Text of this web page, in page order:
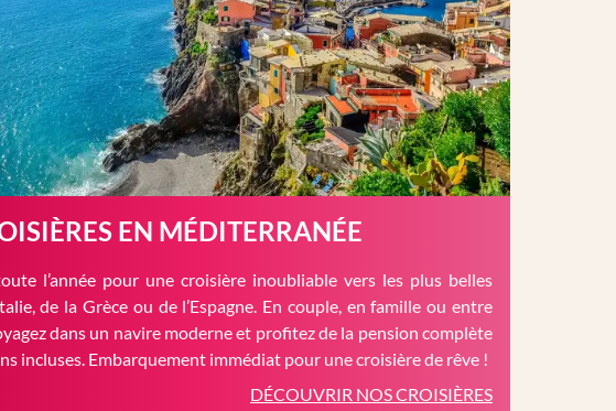
EN MÉDITERRANÉE
l’année pour une croisière inoubliable vers les plus belles
de la Grèce ou de l’Espagne. En couple, en famille ou entre
dans un navire moderne et profitez de la pension complète
incluses. Embarquement immédiat pour une croisière de rêve !
DÉCOUVRIR NOS CROISIÈRES